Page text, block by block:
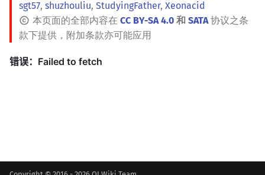
sgt57, shuzhouliu, StudyingFather, Xeonacid
本页面的全部内容在 CC BY-SA 4.0 和 SATA协议之条
款下提供，附加条款亦可能应用